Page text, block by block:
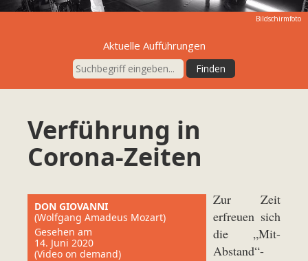
Bildschirmfoto
Aktuelle Aufführungen
Verführung in
Corona-Zeiten
DON GIOVANNI
(Wolfgang Amadeus Mozart)
Gesehen am
14. Juni 2020
(Video on demand)
Zur Zeit
erfreuen sich
die „Mit-
Abstand“-